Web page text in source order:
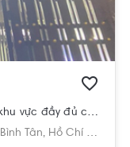
Nhà phố thiết kế 1 trệt, 2 lầu kiên cố, khu vực đầy đủ các tiện ích.
Bình Tân, Hồ Chí Minh